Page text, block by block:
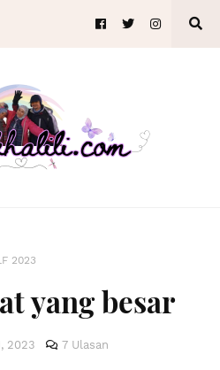
2023
yang besar
2023 7 Ulasan